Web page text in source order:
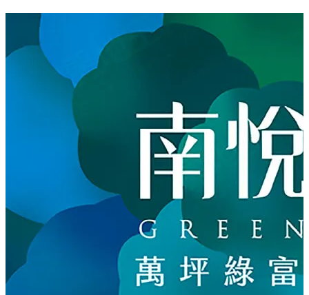
散步約1分鐘「高鐵新市鎮生態公園」，「國際足球園
區」約3分鐘步行距離，「豐樂雕塑公園」、「文心森林
公園」開車轉瞬就到。
【繁華商圈】
車行約10分鐘，文心秀泰生活、IKEA、Costco、迪卡儂、
南屯運動中心、南屯市場、水產教父海鮮市場，採買、娛
樂應有盡有，豐富生活版圖，樂享豐盛與便捷。
* 車行約2分鐘台74線南屯匝道。
* 約10分鐘車程國道一號南屯交流道。
* 出門龍富路，銜接永春、向上、五權、公益繁華金軸，
自在馳騁都會核心。
* 近距高鐵台中站三鐵樞紐，大台中路網、全台一日生活
圈，輕鬆get。